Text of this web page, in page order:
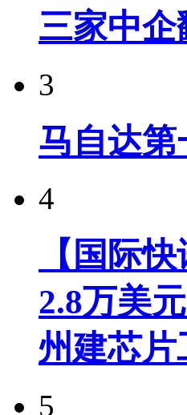
三家中企
3
马自达
4
【国际
2.8万美
州建芯片
5